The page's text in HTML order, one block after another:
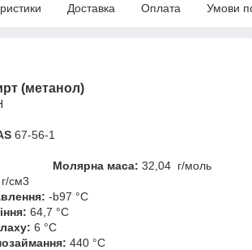
Доставка Оплата Умови
(метанол)
67-56-1
Молярна маса: 32,04 г/моль
см3
: -b97 °C
: 64,7 °C
6 °C
: 440 °C